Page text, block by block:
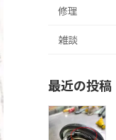
修理
雑談
最近の投稿